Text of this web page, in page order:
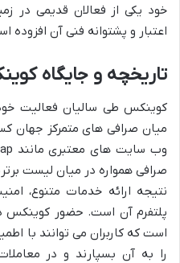
خود یکی از فعالان قدیمی در
اعتبار و پشتوانه فنی آن افزوده
تاریخچه و جایگاه
کوينکس طی سالیان فعالیت
میان صرافی های متمرکز جهان
صرافی همواره در میان لیست
نتیجه ارائه خدمات متنوع،
پلتفرم آن است. حضور کوینکس
است که کاربران می توانند با
را به آن بسپارند و در